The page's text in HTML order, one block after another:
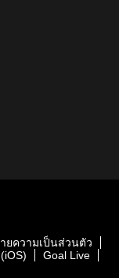
ยความเป็นส่วนตัว
Goal Live